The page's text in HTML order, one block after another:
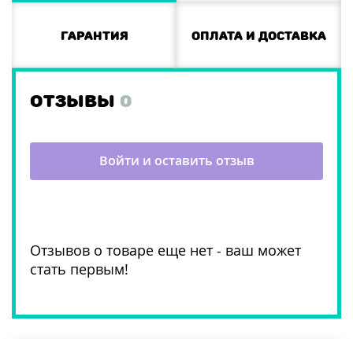
Гарантия Оплата и доставка
ОТЗЫВЫ 0
Отзывов о товаре еще нет - ваш может
стать первым!
Войти и оставить отзыв